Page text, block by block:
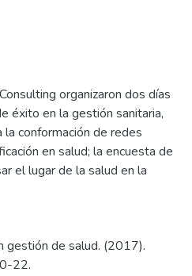
organizaron dos días
éxito en la gestión sanitaria,
conformación de redes
en salud; la encuesta de
el lugar de la salud en la
gestión de salud. (2017).
22.